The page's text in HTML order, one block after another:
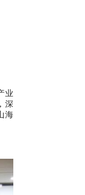
业
深
海